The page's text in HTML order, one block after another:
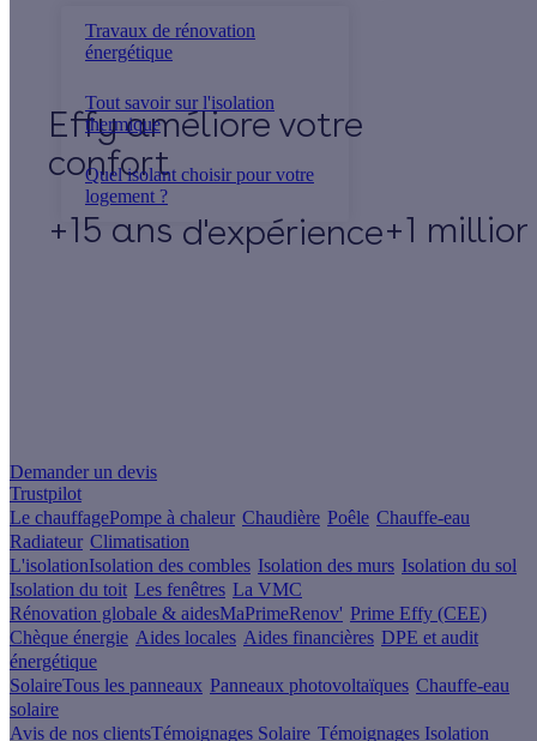
Travaux de rénovation
énergétique
Tout savoir sur l'isolation
thermique
Quel isolant choisir pour votre
logement ?
Effy
+15 ans d'expérience+1
Demander un devis
Trustpilot
Le chauffagePompe à chaleur Chaudière Poêle Chauffe-eau
Radiateur Climatisation
L'isolationIsolation des combles Isolation des murs Isolation du sol
Isolation du toit Les fenêtres La VMC
Rénovation globale & aidesMaPrimeRenov' Prime Effy (CEE)
Chèque énergie Aides locales Aides financières DPE et audit
énergétique
SolaireTous les panneaux Panneaux photovoltaïques Chauffe-eau
solaire
Avis de nos clientsTémoignages Solaire Témoignages Isolation